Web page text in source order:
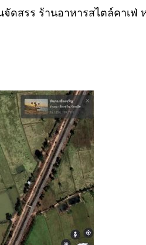
สรร ร้านอาหารสไตล์คาเฟ่ ห